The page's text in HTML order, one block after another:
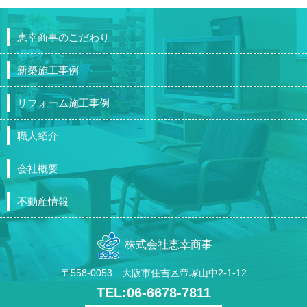
恵幸商事のこだわり
新築施工事例
リフォーム施工事例
職人紹介
会社概要
不動産情報
株式会社恵幸商事
〒558-0053 大阪市住吉区帝塚山中2-1-12
TEL:06-6678-7811